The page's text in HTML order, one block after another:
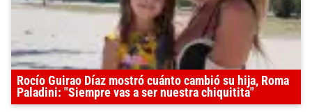
Rocío Guirao Díaz mostró cuánto cambió su hija, Roma
Paladini: "Siempre vas a ser nuestra chiquitita"